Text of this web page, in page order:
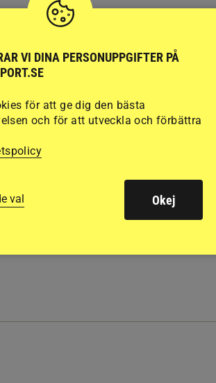
ska vara sant och relevant.
privata, politiska och andra intressen.
VI DINA PERSONUPPGIFTER PÅ
för att ge dig den bästa
och för att utveckla och förbättra
val Okej